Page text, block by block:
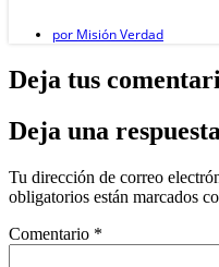
por Misión Verdad
Deja tus
Deja una respuesta
Tu dirección de correo
obligatorios están marcados
Comentario *